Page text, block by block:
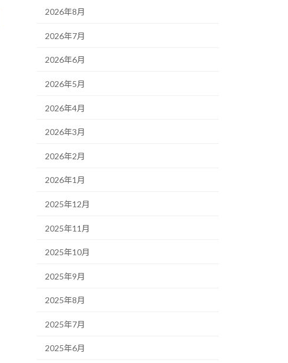
2026年8月
2026年7月
2026年6月
2026年5月
2026年4月
2026年3月
2026年2月
2026年1月
2025年12月
2025年11月
2025年10月
2025年9月
2025年8月
2025年7月
2025年6月